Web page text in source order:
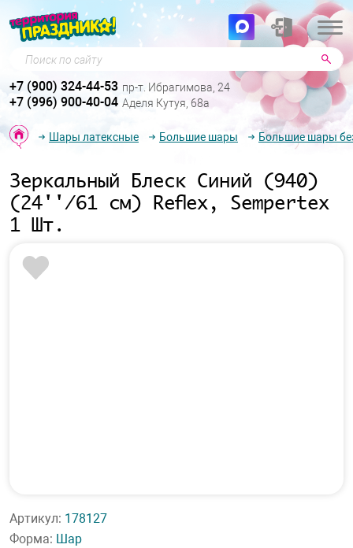
Поиск по сайту
+7 (900) 324-44-53 пр-т. Ибрагимова, 24
+7 (996) 900-40-04 Аделя Кутуя, 68а
Шары латексные Большие шары Большие шары
Зеркальный Блеск Синий (940)
(24''/61 см) Reflex, Sempertex
1 Шт.
Артикул: 178127
Форма: Шар